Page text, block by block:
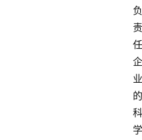
负
责
任
企
业
的
科
学